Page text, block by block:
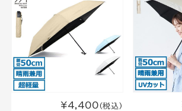
¥4,400(税込)